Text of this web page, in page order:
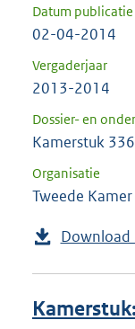
Datum publicatie
02-04-2014
Vergaderjaar
2013-2014
Dossier- en
Kamerstuk
Organisatie
Tweede
Download